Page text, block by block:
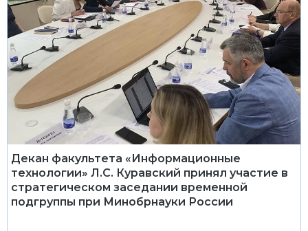
Декан факультета «Информационные
технологии» Л.С. Куравский принял участие в
стратегическом заседании временной
подгруппы при Минобрнауки России